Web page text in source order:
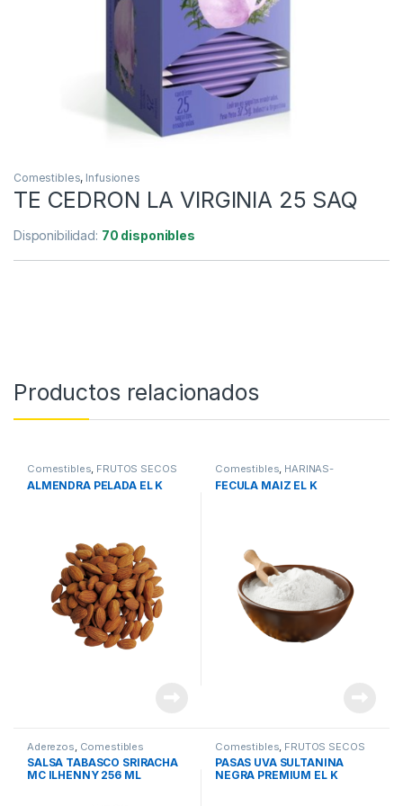
Comestibles, Infusiones
TE CEDRON LA VIRGINIA 25 SAQ
Disponibilidad: 70 disponibles
Productos relacionados
Comestibles, FRUTOS SECOS
ALMENDRA PELADA EL K
Comestibles, HARINAS-
MAIZENA-PURE-PREMEZ
FECULA MAIZ EL K
Aderezos Comestibles
SALSA TABASCO SRIRACHA
MC ILHENNY 256 ML
Comestibles FRUTOS SECOS
PASAS UVA SULTANINA
NEGRA PREMIUM EL K